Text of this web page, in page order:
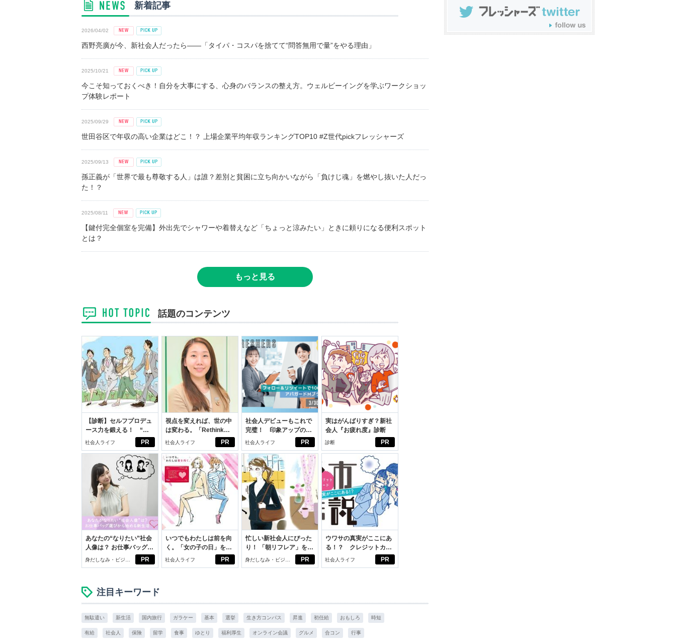
新着記事
2026/04/02
西野亮廣が今、新社会人だったら――「タイパ・コスパを捨てて“問答無用で量”をやる理由」
2025/10/21
今こそ知っておくべき！自分を大事にする、心身のバランスの整え方。ウェルビーイングを学ぶワークショッ
プ体験レポート
2025/09/29
世田谷区で年収の高い企業はどこ！？ 上場企業平均年収ランキングTOP10 #Z世代pickフレッシャーズ
2025/09/13
孫正義が「世界で最も尊敬する人」は誰？差別と貧困に立ち向かいながら「負けじ魂」を燃やし抜いた人だっ
た！？
2025/08/11
【鍵付完全個室を完備】外出先でシャワーや着替えなど「ちょっと涼みたい」ときに頼りになる便利スポット
とは？
もっと見る
話題のコンテンツ
PR
【診断】セルフプロデュ
ース力を鍛える！ “ジ
ブン観”診断
社会人ライフ PR
視点を変えれば、世の中
は変わる。「Rethink
PROJECT」がつたえた
社会人ライフ PR
社会人デビューもこれで
完璧！ 印象アップのセ
ルフプロデュース術
社会人ライフ PR
実はがんばりすぎ？新社
会人『お疲れ度』診断
診断
PR
あなたの“なりたい”社会
人像は？ お仕事バッグ選
びから始める新生活
身だしなみ・ビジネ
スアイテム
PR
いつでもわたしは前を向
く。「女の子の日」を前
向きに♪社会人エリ・大
社会人ライフ PR
忙しい新社会人にぴった
り！ 「朝リフレア」をは
じめよう。しっかりニオ
イケアして24時間快適。
身だしなみ・ビジネ
スアイテム
PR
ウワサの真実がここにあ
る！？ クレジットカー
ドの都市伝説
社会人ライフ
注目キーワード
無駄遣い 新生活 国内旅行 ガラケー 基本 選挙 生き方コンパス 昇進 初任給 おもしろ 時短
有給 社会人 保険 留学 食事 ゆとり 福利厚生 オンライン会議 グルメ 合コン 行事